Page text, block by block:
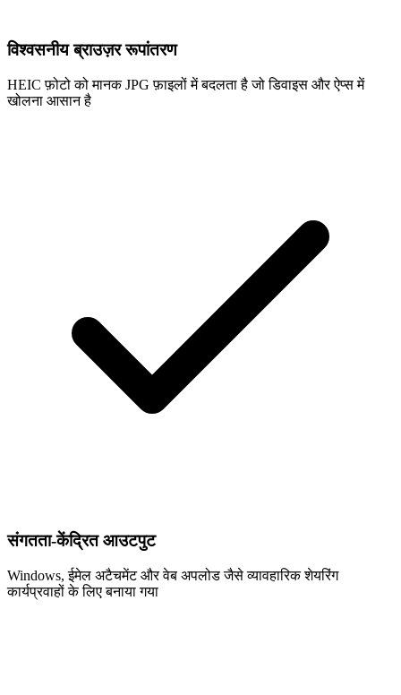
विश्वसनीय ब्राउज़र रूपांतरण
HEIC फ़ोटो को मानक JPG फ़ाइलों में बदलता है जो डिवाइस और ऐप्स में
खोलना आसान है
संगतता-केंद्रित आउटपुट
Windows, ईमेल अटैचमेंट और वेब अपलोड जैसे व्यावहारिक शेयरिंग
कार्यप्रवाहों के लिए बनाया गया